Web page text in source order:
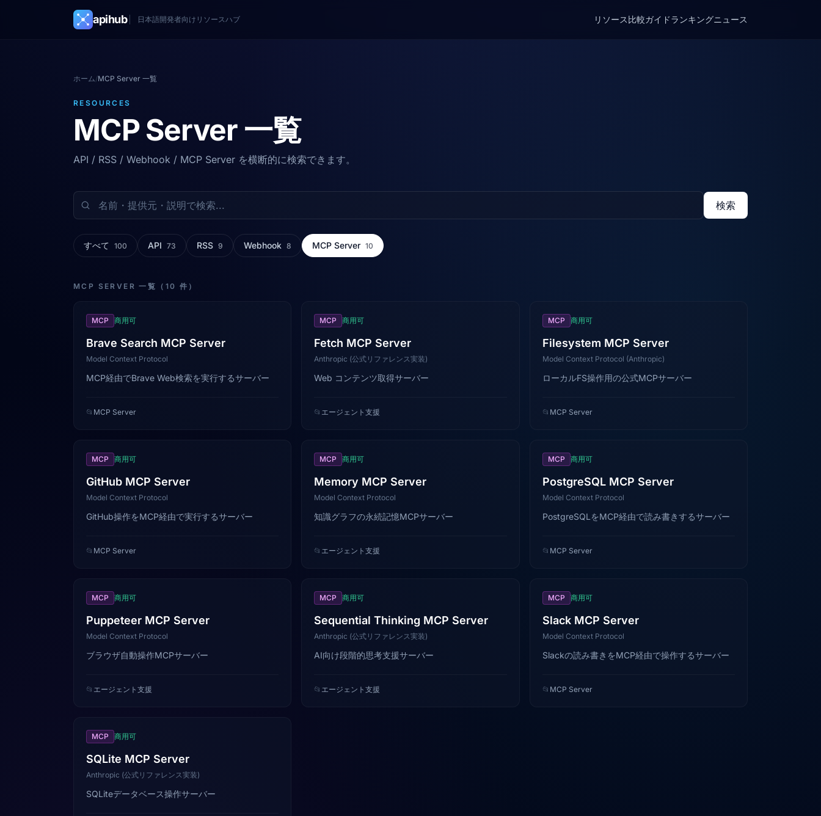
apihub 日本語開発者向けリソースハブ リソース比較ガイドランキングニュース
ホーム/MCP Server 一覧
RESOURCES
MCP Server 一覧
API / RSS / Webhook / MCP Server を横断的に検索できます。
検索
すべて 100 API 73 RSS 9 Webhook 8 MCP Server 10
MCP SERVER 一覧（10 件）
MCP 商用可
Brave Search MCP Server
Model Context Protocol
MCP経由でBrave Web検索を実行するサーバー
📂 MCP Server
MCP 商用可
Fetch MCP Server
Anthropic (公式リファレンス実装)
Web コンテンツ取得サーバー
📂 エージェント支援
MCP 商用可
Filesystem MCP Server
Model Context Protocol (Anthropic)
ローカルFS操作用の公式MCPサーバー
📂 MCP Server
MCP 商用可
GitHub MCP Server
Model Context Protocol
GitHub操作をMCP経由で実行するサーバー
📂 MCP Server
MCP 商用可
Memory MCP Server
Model Context Protocol
知識グラフの永続記憶MCPサーバー
📂 エージェント支援
MCP 商用可
PostgreSQL MCP Server
Model Context Protocol
PostgreSQLをMCP経由で読み書きするサーバー
📂 MCP Server
MCP 商用可
Puppeteer MCP Server
Model Context Protocol
ブラウザ自動操作MCPサーバー
📂 エージェント支援
MCP 商用可
Sequential Thinking MCP Server
Anthropic (公式リファレンス実装)
AI向け段階的思考支援サーバー
📂 エージェント支援
MCP 商用可
Slack MCP Server
Model Context Protocol
Slackの読み書きをMCP経由で操作するサーバー
📂 MCP Server
MCP 商用可
SQLite MCP Server
Anthropic (公式リファレンス実装)
SQLiteデータベース操作サーバー